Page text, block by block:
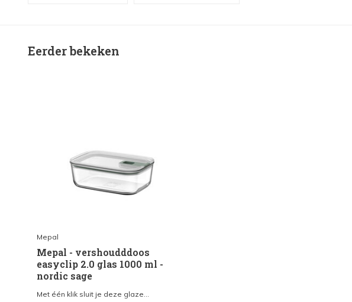
Eerder bekeken
Mepal
Mepal - vershoudddoos
easyclip 2.0 glas 1000 ml -
nordic sage
Met één klik sluit je deze glaze...